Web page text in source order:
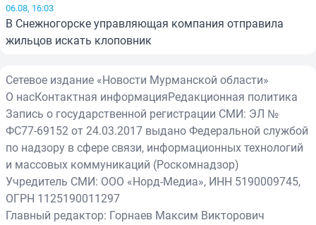
06.08, 16:03
В Снежногорске управляющая компания отправила
жильцов искать клоповник
Сетевое издание «Новости Мурманской области»
О насКонтактная информацияРедакционная политика
Запись о государственной регистрации СМИ: ЭЛ №
ФС77-69152 от 24.03.2017 выдано Федеральной службой
по надзору в сфере связи, информационных технологий
и массовых коммуникаций (Роскомнадзор)
Учредитель СМИ: ООО «Норд-Медиа», ИНН 5190009745,
ОГРН 1125190011297
Главный редактор: Горнаев Максим Викторович